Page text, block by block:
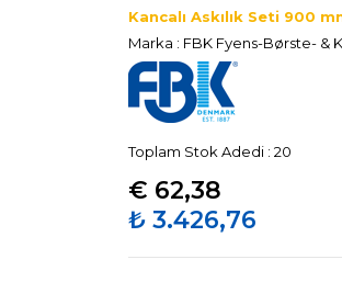
Kancalı Askılık Seti 900
Marka : FBK Fyens-Børste- &
Toplam Stok Adedi : 20
€ 62,38
₺ 3.426,76